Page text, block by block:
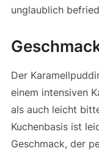
unglaublich
Der
einem intensiven
als auch leicht
Kuchenbasis ist
Geschmack, der